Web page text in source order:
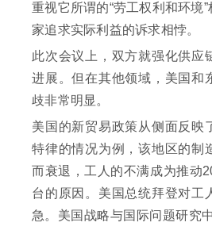
重视它所谓的“劳工权利和环境
家追求实际利益的诉求相悖。
此次会议上，双方就强化供应
进展。但在其他领域，美国和
歧非常明显。
美国的新贸易政策从侧面反映
特律的情况为例，该地区的制
而衰退，工人的不满成为推动
台的原因。美国总统拜登对工
急。美国战略与国际问题研究